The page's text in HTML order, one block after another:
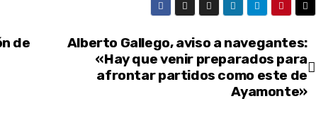
Alberto Gallego, aviso a navegantes:
«Hay que venir preparados para
afrontar partidos como este de
Ayamonte»
de